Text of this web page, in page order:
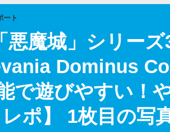
悪魔城」シリー
Dominus
で遊びやすい！
レポ】 1枚目の写
ート